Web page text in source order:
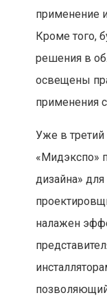
применение
Кроме того,
решения в
освещены
применения
Уже в третий
«Мидэкспо»
дизайна»
налажен